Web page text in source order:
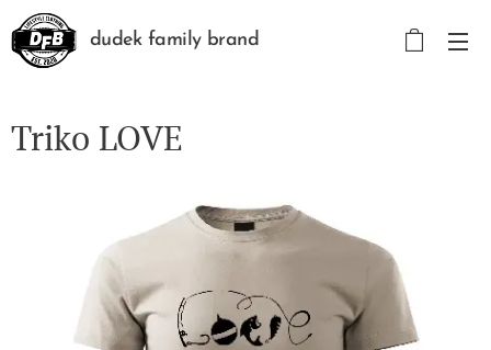
dudek family brand
Triko LOVE